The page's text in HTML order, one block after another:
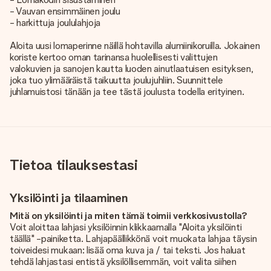
- Vauvan ensimmäinen joulu
- harkittuja joululahjoja
Aloita uusi lomaperinne näillä hohtavilla alumiinikoruilla. Jokainen
koriste kertoo oman tarinansa huolellisesti valittujen
valokuvien ja sanojen kautta luoden ainutlaatuisen esityksen,
joka tuo ylimääräistä taikuutta joulujuhliin. Suunnittele
juhlamuistosi tänään ja tee tästä joulusta todella erityinen.
Tietoa tilauksestasi
Yksilöinti ja tilaaminen
Mitä on yksilöinti ja miten tämä toimii verkkosivustolla?
Voit aloittaa lahjasi yksilöinnin klikkaamalla "Aloita yksilöinti
täällä" -painiketta. Lahjapäällikkönä voit muokata lahjaa täysin
toiveidesi mukaan: lisää oma kuva ja / tai teksti. Jos haluat
tehdä lahjastasi entistä yksilöllisemmän, voit valita siihen